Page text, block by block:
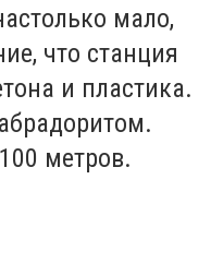
мало,
что станция
и пластика.
метров.